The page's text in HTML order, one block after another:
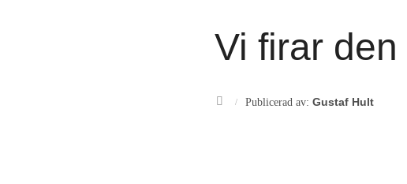
Vi firar
Publicerad av: Gustaf Hult